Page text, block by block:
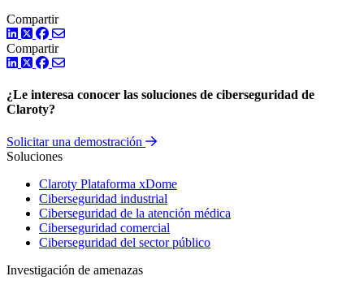
Compartir
LinkedIn
TwitterFacebook
Compartir
LinkedIn
TwitterFacebook
¿Le interesa conocer las soluciones de ciberseguridad de
Claroty?
Solicitar una demostración
Soluciones
Claroty Plataforma xDome
Ciberseguridad industrial
Ciberseguridad de la atención médica
Ciberseguridad comercial
Ciberseguridad del sector público
Investigación de amenazas